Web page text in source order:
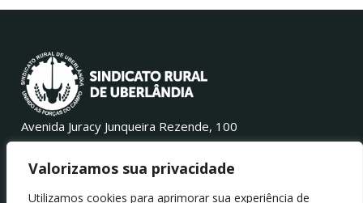
Valorizamos sua privacidade
Utilizamos cookies para aprimorar sua experiência de
Avenida Juracy Junqueira Rezende, 100
PABX 3292-8800